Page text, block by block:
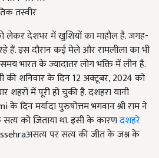
तस्वीर
लेकर देशभर में खुशियों का माहौल है. जगह-
हैं. इस दौरान कई मेले और रामलीला का भी
भारत के ज्यादातर लोग भक्ति में लीन है.
शनिवार के दिन 12 अक्टूबर, 2024 को
शहरों में पूरी हो चुकी है. दशहरा यानी
दिन मर्यादा पुरुषोत्तम भगवान श्री राम ने
को जिताया था. इसी के कारणदशहरे
पर सत्य की जीत के जश्न के